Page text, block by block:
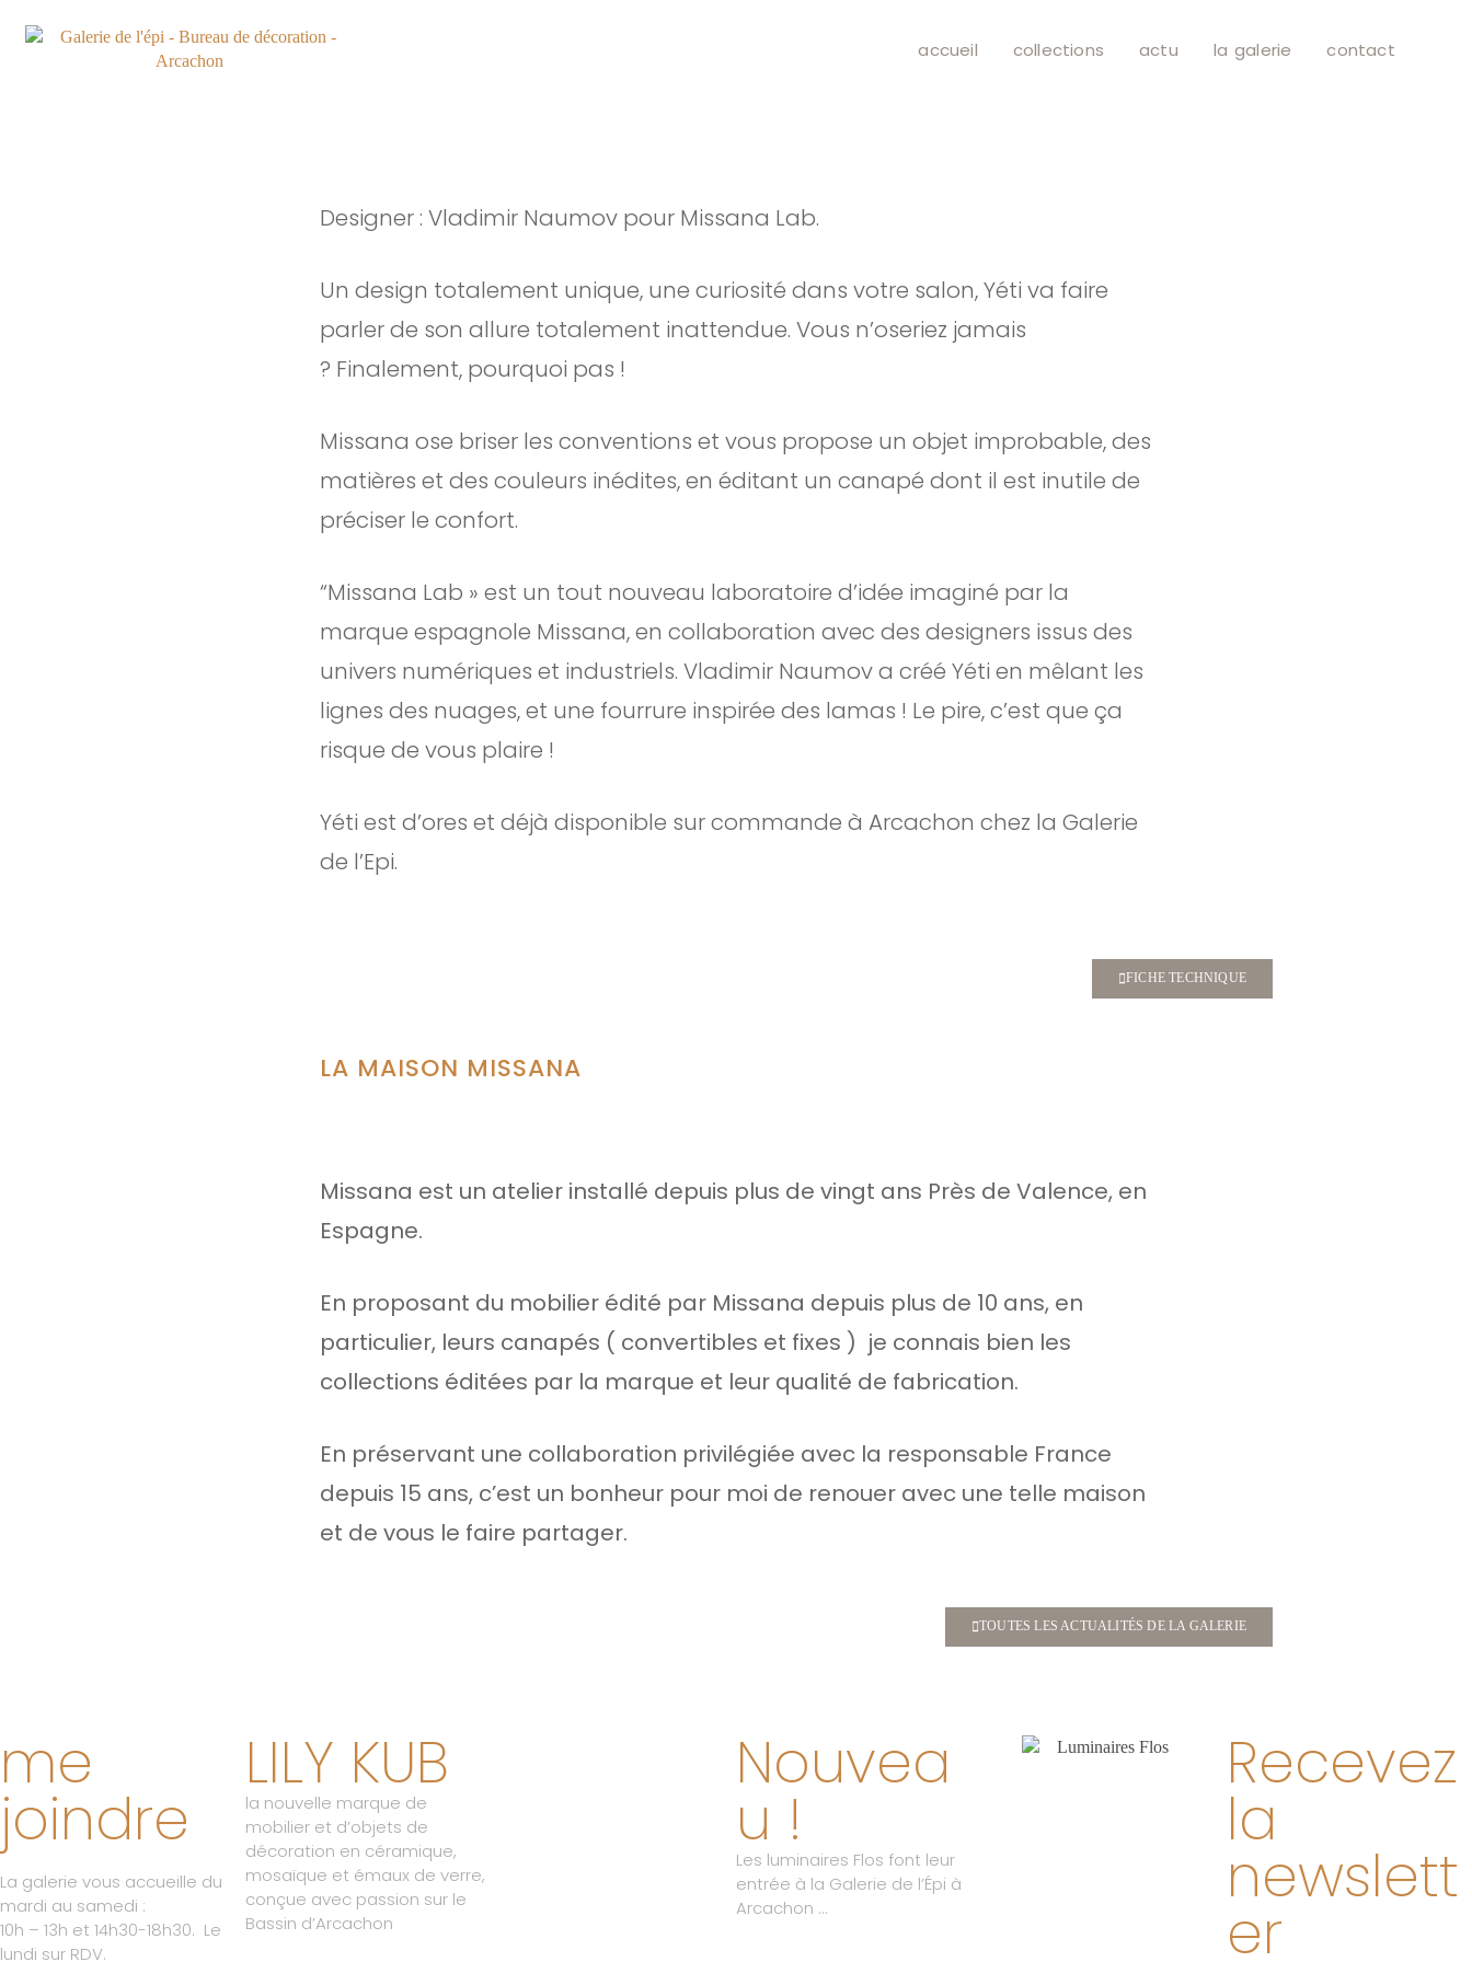
accueil collections actu la galerie contact
Designer : Vladimir Naumov pour Missana Lab.
Un design totalement unique, une curiosité dans votre salon, Yéti va faire
parler de son allure totalement inattendue. Vous n’oseriez jamais
? Finalement, pourquoi pas !
Missana ose briser les conventions et vous propose un objet improbable, des
matières et des couleurs inédites, en éditant un canapé dont il est inutile de
préciser le confort.
“Missana Lab » est un tout nouveau laboratoire d’idée imaginé par la
marque espagnole Missana, en collaboration avec des designers issus des
univers numériques et industriels. Vladimir Naumov a créé Yéti en mêlant les
lignes des nuages, et une fourrure inspirée des lamas ! Le pire, c’est que ça
risque de vous plaire !
Yéti est d’ores et déjà disponible sur commande à Arcachon chez la Galerie
de l’Epi.
FICHE TECHNIQUE
LA MAISON MISSANA
Missana est un atelier installé depuis plus de vingt ans Près de Valence, en
Espagne.
En proposant du mobilier édité par Missana depuis plus de 10 ans, en
particulier, leurs canapés ( convertibles et fixes ) je connais bien les
collections éditées par la marque et leur qualité de fabrication.
En préservant une collaboration privilégiée avec la responsable France
depuis 15 ans, c’est un bonheur pour moi de renouer avec une telle maison
et de vous le faire partager.
TOUTES LES ACTUALITÉS DE LA GALERIE
me
joindre
La galerie vous accueille du
mardi au samedi :
10h – 13h et 14h30-18h30. Le
lundi sur RDV.
LILY KUB
la nouvelle marque de
mobilier et d’objets de
décoration en céramique,
mosaïque et émaux de verre,
conçue avec passion sur le
Bassin d’Arcachon
Nouvea
u !
Les luminaires Flos font leur
entrée à la Galerie de l’Épi à
Arcachon …
Recevez
la
newslett
er